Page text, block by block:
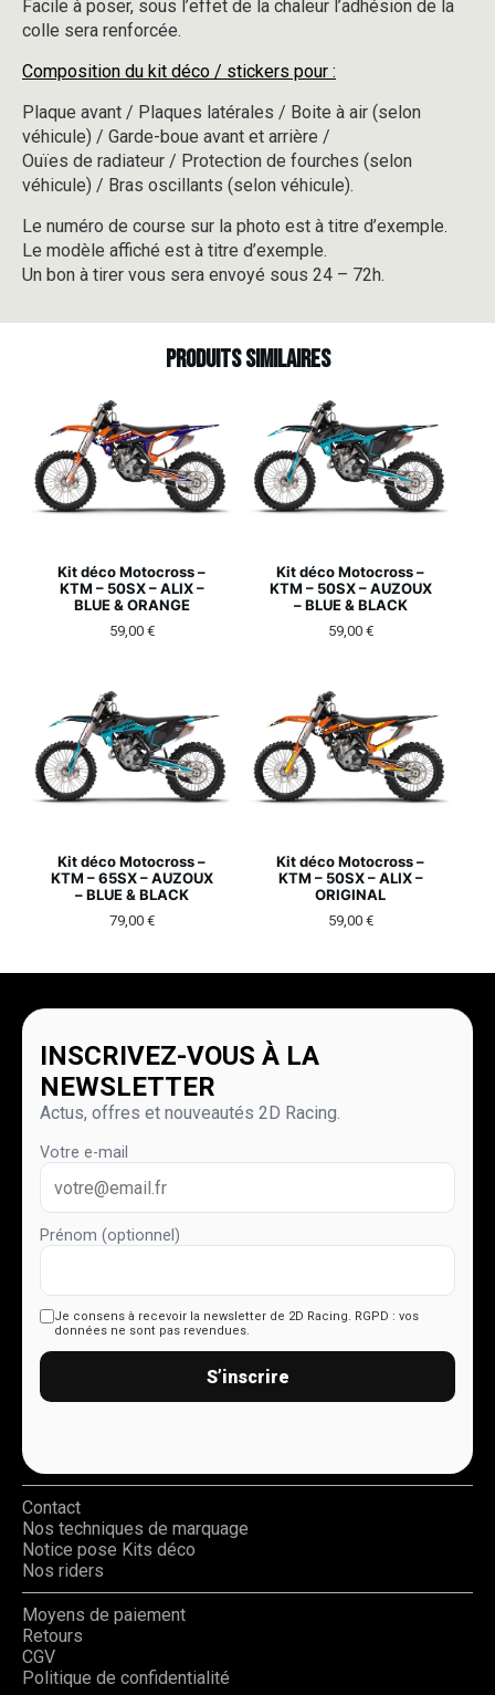
Facile à poser, sous l’effet de la chaleur l’adhésion de la
colle sera renforcée.
Composition du kit déco / stickers pour :
Plaque avant / Plaques latérales / Boite à air (selon
véhicule) / Garde-boue avant et arrière /
Ouïes de radiateur / Protection de fourches (selon
véhicule) / Bras oscillants (selon véhicule).
Le numéro de course sur la photo est à titre d’exemple.
Le modèle affiché est à titre d’exemple.
Un bon à tirer vous sera envoyé sous 24 – 72h.
Produits similaires
Kit déco Motocross –
KTM – 50SX – ALIX –
BLUE & ORANGE
59,00 €
Kit déco Motocross –
KTM – 50SX – AUZOUX
– BLUE & BLACK
59,00 €
Kit déco Motocross –
KTM – 65SX – AUZOUX
– BLUE & BLACK
79,00 €
Kit déco Motocross –
KTM – 50SX – ALIX –
ORIGINAL
59,00 €
INSCRIVEZ-VOUS À LA
NEWSLETTER
Actus, offres et nouveautés 2D Racing.
Votre e-mail
Prénom (optionnel)
Je consens à recevoir la newsletter de 2D Racing. RGPD : vos
données ne sont pas revendues.
S’inscrire
Contact
Nos techniques de marquage
Notice pose Kits déco
Nos riders
Moyens de paiement
Retours
CGV
Politique de confidentialité